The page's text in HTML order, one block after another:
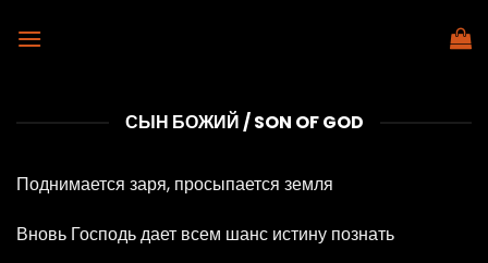
СЫН БОЖИЙ / SON OF GOD
Поднимается заря, просыпается земля
Вновь Господь дает всем шанс истину познать